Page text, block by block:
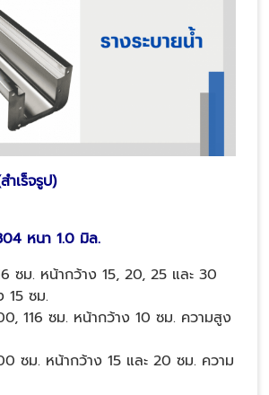
ำเร็จรูป)
หนา 1.0 มิล.
ซม. หน้ากว้าง 15, 20, 25 และ 30
15 ซม.
116 ซม. หน้ากว้าง 10 ซม. ความสูง
ซม. หน้ากว้าง 15 และ 20 ซม. ความ